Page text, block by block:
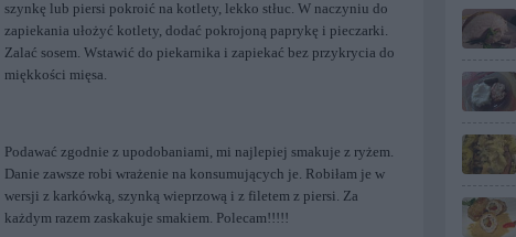
szynkę lub piersi pokroić na kotlety, lekko stłuc. W naczyniu do
zapiekania ułożyć kotlety, dodać pokrojoną paprykę i pieczarki.
Zalać sosem. Wstawić do piekarnika i zapiekać bez przykrycia do
miękkości mięsa.
Podawać zgodnie z upodobaniami, mi najlepiej smakuje z ryżem.
Danie zawsze robi wrażenie na konsumujących je. Robiłam je w
wersji z karkówką, szynką wieprzową i z filetem z piersi. Za
każdym razem zaskakuje smakiem. Polecam!!!!!